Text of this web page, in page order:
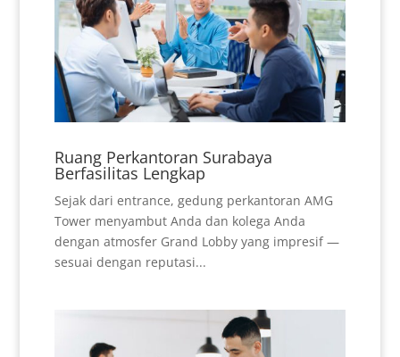
Ruang Perkantoran Surabaya
Berfasilitas Lengkap
Sejak dari entrance, gedung perkantoran AMG
Tower menyambut Anda dan kolega Anda
dengan atmosfer Grand Lobby yang impresif —
sesuai dengan reputasi...